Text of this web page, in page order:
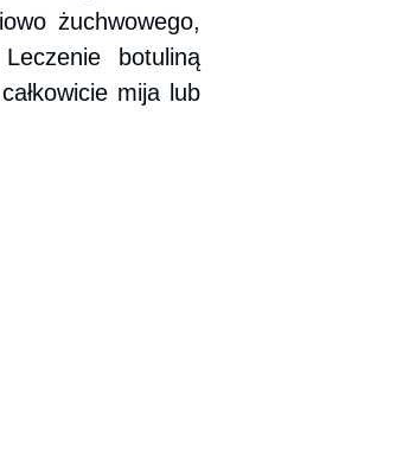
żuchwowego,
botuliną
mija lub